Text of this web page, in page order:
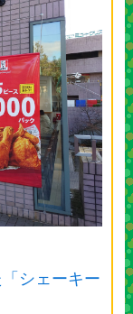
シェーキー